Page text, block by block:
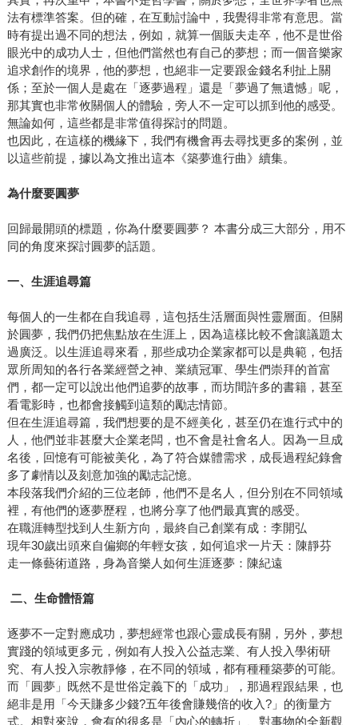
法有標準答案。但的確，在互動討論中，我覺得非常有意思。當
時有提出過不同的想法，例如，就算一個販夫走卒，他不是世俗
眼光中的成功人士，但他們當然也有自己的夢想；而一個音樂家
追求創作的境界，他的夢想，也絕非一定要跟金錢名利扯上關
係；至於一個人是處在「逐夢過程」還是「夢過了無遺憾」呢，
那其實也非常攸關個人的體驗，旁人不一定可以抓到他的感受。
無論如何，這些都是非常值得探討的問題。
也因此，在這樣的機緣下，我們有機會再去尋找更多的案例，並
以這些前提，據以為文推出這本《築夢進行曲》續集。
為什麼要圓夢
回歸最開頭的標題，你為什麼要圓夢？ 本書分成三大部分，用不
同的角度來探討圓夢的話題。
一、生涯追尋篇
每個人的一生都在自我追尋，這包括生活層面與性靈層面。但關
於圓夢，我們仍把焦點放在生涯上，因為這樣比較不會讓議題太
過廣泛。以生涯追尋來看，那些成功企業家都可以是典範，包括
眾所周知的各行各業經營之神、業績冠軍、學生們崇拜的首富
們，都一定可以說出他們追夢的故事，而坊間許多的書籍，甚至
看電影時，也都會接觸到這類的勵志情節。
但在生涯追尋篇，我們想要的是不經美化，甚至仍在進行式中的
人，他們並非甚麼大企業老闆，也不會是社會名人。因為一旦成
名後，回憶有可能被美化，為了符合媒體需求，成長過程紀錄會
多了劇情以及刻意加強的勵志記憶。
本段落我們介紹的三位老師，他們不是名人，但分別在不同領域
裡，有他們的逐夢歷程，也將分享了他們最真實的感受。
在職涯轉型找到人生新方向，最終自己創業有成：李開弘
現年30歲出頭來自偏鄉的年輕女孩，如何追求一片天：陳靜芬
走一條藝術道路，身為音樂人如何生涯逐夢：陳紀遠
二、生命體悟篇
逐夢不一定對應成功，夢想經常也跟心靈成長有關，另外，夢想
實踐的領域更多元，例如有人投入公益志業、有人投入學術研
究、有人投入宗教靜修，在不同的領域，都有種種築夢的可能。
而「圓夢」既然不是世俗定義下的「成功」，那過程跟結果，也
絕非是用「今天賺多少錢?五年後會賺幾倍的收入?」的衡量方
式。相對來說，會有的很多是「內心的轉折」、對事物的全新觀